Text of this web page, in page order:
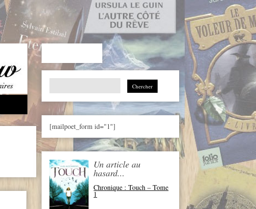
Search
[mailpoet_form id="1"]
Un article au
hasard...
Chronique : Touch – Tome
1